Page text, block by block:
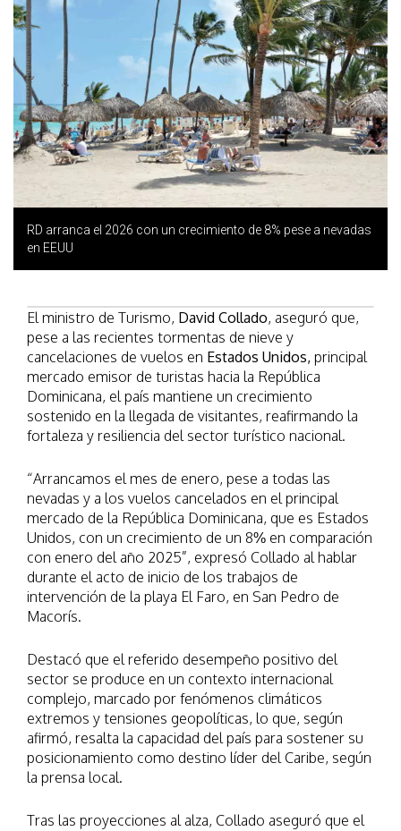
RD arranca el 2026 con un crecimiento de 8% pese a nevadas
en EEUU
El ministro de Turismo, David Collado, aseguró que,
pese a las recientes tormentas de nieve y
cancelaciones de vuelos en Estados Unidos, principal
mercado emisor de turistas hacia la República
Dominicana, el país mantiene un crecimiento
sostenido en la llegada de visitantes, reafirmando la
fortaleza y resiliencia del sector turístico nacional.
“Arrancamos el mes de enero, pese a todas las
nevadas y a los vuelos cancelados en el principal
mercado de la República Dominicana, que es Estados
Unidos, con un crecimiento de un 8% en comparación
con enero del año 2025”, expresó Collado al hablar
durante el acto de inicio de los trabajos de
intervención de la playa El Faro, en San Pedro de
Macorís.
Destacó que el referido desempeño positivo del
sector se produce en un contexto internacional
complejo, marcado por fenómenos climáticos
extremos y tensiones geopolíticas, lo que, según
afirmó, resalta la capacidad del país para sostener su
posicionamiento como destino líder del Caribe, según
la prensa local.
Tras las proyecciones al alza, Collado aseguró que el